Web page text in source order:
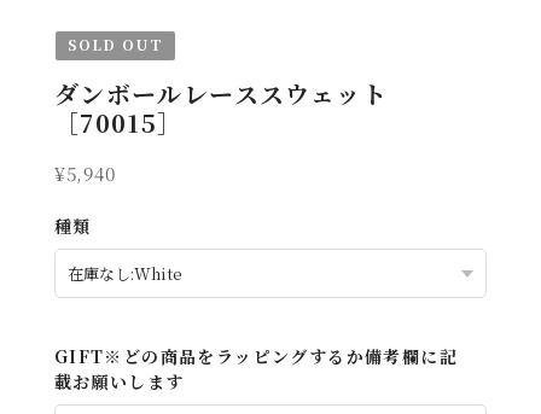
ダンボールレーススウェット
［70015］
¥5,940
種類
GIFT※どの商品をラッピングするか備考欄に記